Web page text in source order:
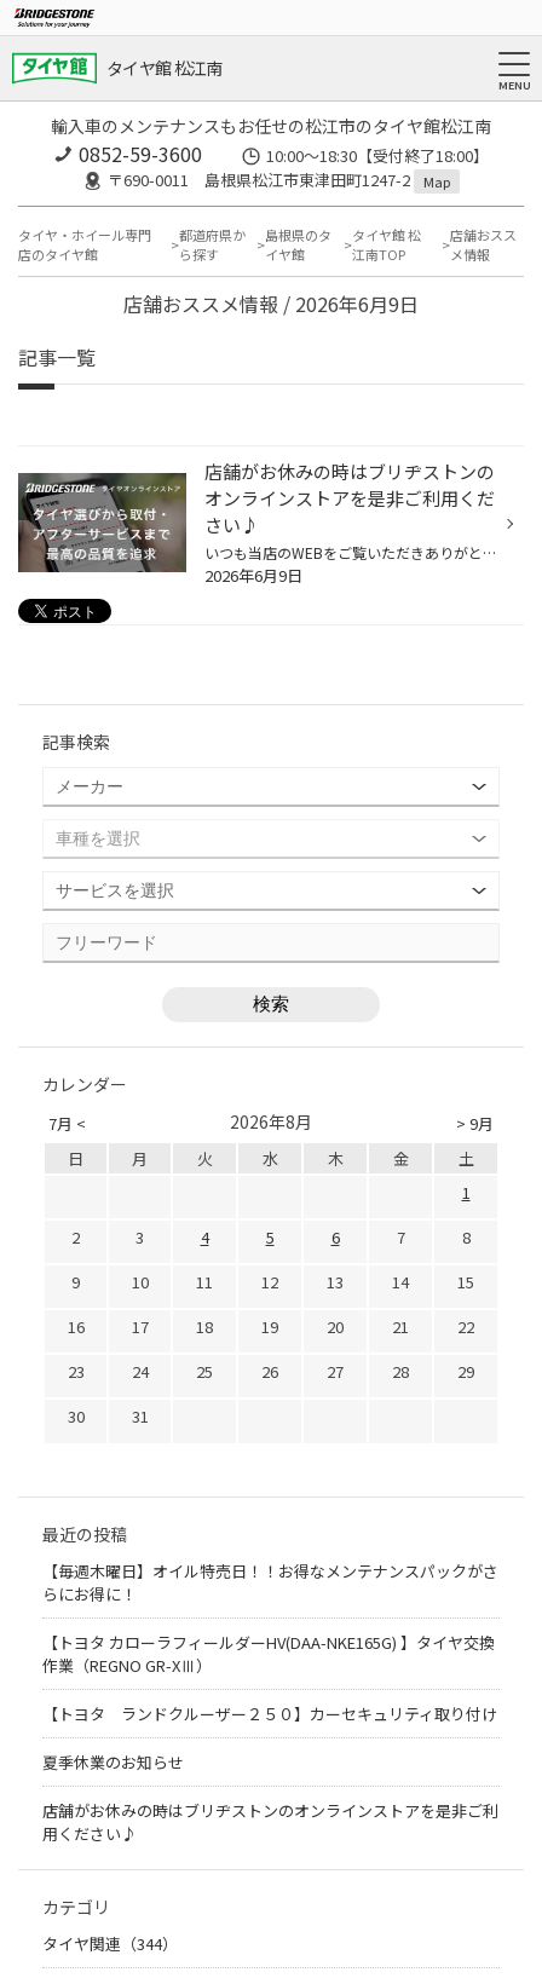
タイヤ館 松江南
輸入車のメンテナンスもお任せの松江市のタイヤ館松江南
0852-59-3600
10:00～18:30【受付終了18:00】
〒690-0011 島根県松江市東津田町1247-2
Map
タイヤ・ホイール専門
店のタイヤ館
都道府県か
ら探す
島根県のタ
イヤ館
タイヤ館 松
江南TOP
店舗おスス
メ情報
店舗おススメ情報 / 2026年6月9日
記事一覧
店舗がお休みの時はブリヂストンの
オンラインストアを是非ご利用くだ
さい♪
いつも当店のWEBをご覧いただきありがとうございます。 本日、６/９（火）は店舗定休日になります。 本日はお店がお休みでもタイヤが買える！ そんな便利なサービスのご紹介♪ それではタイヤの新しい買い方のご紹介です！ まずはネットからでもタイヤ購入が できるのご存知でしょうか？ いくつかの...
2026年6月9日
記事検索
カレンダー
7月 < > 9月
2026年8月
日 月 火 水 木 金
土
1
2
3 4 5 6 7
8
9
10 11 12 13 14
15
16
17 18 19 20 21
22
23
24 25 26 27 28
29
30
31
最近の投稿
【毎週木曜日】オイル特売日！！お得なメンテナンスパックがさ
らにお得に！
【トヨタ カローラフィールダーHV(DAA-NKE165G) 】タイヤ交換
作業（REGNO GR-XⅢ）
【トヨタ ランドクルーザー２５０】カーセキュリティ取り付け
夏季休業のお知らせ
店舗がお休みの時はブリヂストンのオンラインストアを是非ご利
用ください♪
カテゴリ
タイヤ関連（344）